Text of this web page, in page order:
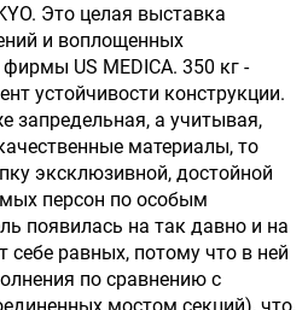
Это целая выставка
и воплощенных
US MEDICA. 350 кг -
устойчивости конструкции.
запредельная, а учитывая,
материалы, то
эксклюзивной, достойной
персон по особым
появилась на так давно и на
равных, потому что в ней
по сравнению с